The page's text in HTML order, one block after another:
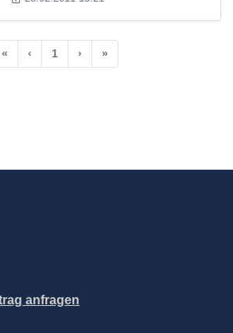
« ‹ 1 › »
anfragen